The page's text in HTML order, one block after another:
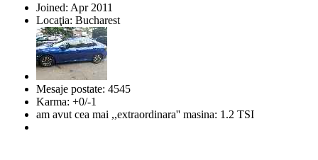
Joined: Apr 2011
Locaţia: Bucharest
Mesaje postate: 4545
Karma: +0/-1
am avut cea mai ,,extraordinara'' masina: 1.2 TSI